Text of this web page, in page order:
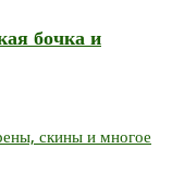
бочка и